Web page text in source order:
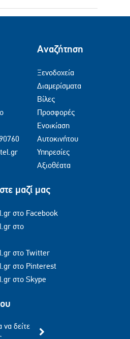
Αναζήτηση
Ξενοδοχεία
Διαμερίσματα
Βίλες
Προσφορές
Ενοικίαση
Αυτοκινήτου
Υπηρεσίες
Αξιοθέατα
μαζί μας
στο Facebook
στο
στο Twitter
στο Pinterest
στο Skype
δείτε